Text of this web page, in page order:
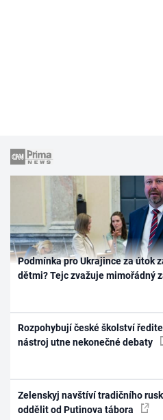
Podmínka pro Ukrajince za útok
dětmi? Tejc zvažuje mimořádný
Rozpohybují české školství
nástroj utne nekonečné debaty
Zelenskyj navštíví tradičního
oddělit od Putinova tábora